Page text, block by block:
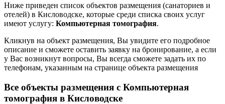
Ниже приведен список объектов размещения (санаториев и
отелей) в Кисловодске, которые среди списка своих услуг
имеют услугу: Компьютерная томография.
Кликнув на объект размещения, Вы увидите его подробное
описание и сможете оставить заявку на бронирование, а если
у Вас возникнут вопросы, Вы всегда сможете задать их по
телефонам, указанным на странице объекта размещения
Все объекты размещения с Компьютерная
томография в Кисловодске